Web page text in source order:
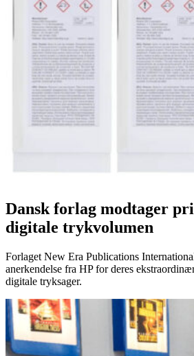
Dansk forlag modtager
digitale trykvolumen
Forlaget New Era Publications
anerkendelse fra HP for deres
digitale tryksager.